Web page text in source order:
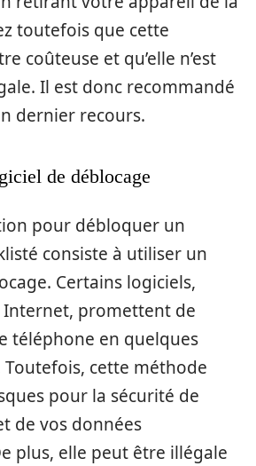
toutefois que cette
coûteuse et qu’elle n’est
Il est donc recommandé
dernier recours.
de déblocage
pour débloquer un
consiste à utiliser un
Certains logiciels,
promettent de
téléphone en quelques
Toutefois, cette méthode
pour la sécurité de
de vos données
plus, elle peut être illégale